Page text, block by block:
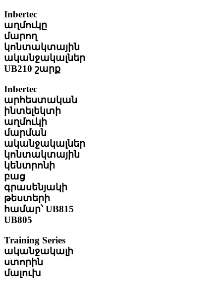
Inbertec
աղմուկը
մարող
կոնտակտային
ականջակալներ
UB210 շարք
Inbertec
արհեստական
ինտելեկտի
աղմուկի
մարման
ականջակալներ
կոնտակտային
կենտրոնի
բաց
գրասենյակի
թեստերի
համար՝ UB815
UB805
Training Series
ականջակալի
ստորին
մալուխ